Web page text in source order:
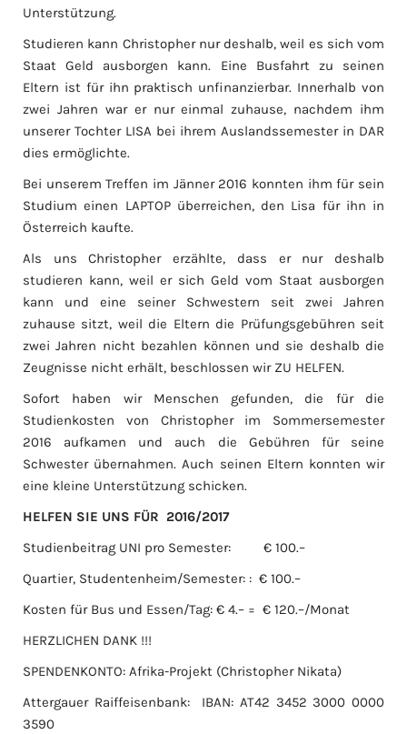
Unterstützung.
Studieren kann Christopher nur deshalb, weil es sich vom
Staat Geld ausborgen kann. Eine Busfahrt zu seinen
Eltern ist für ihn praktisch unfinanzierbar. Innerhalb von
zwei Jahren war er nur einmal zuhause, nachdem ihm
unserer Tochter LISA bei ihrem Auslandssemester in DAR
dies ermöglichte.
Bei unserem Treffen im Jänner 2016 konnten ihm für sein
Studium einen LAPTOP überreichen, den Lisa für ihn in
Österreich kaufte.
Als uns Christopher erzählte, dass er nur deshalb
studieren kann, weil er sich Geld vom Staat ausborgen
kann und eine seiner Schwestern seit zwei Jahren
zuhause sitzt, weil die Eltern die Prüfungsgebühren seit
zwei Jahren nicht bezahlen können und sie deshalb die
Zeugnisse nicht erhält, beschlossen wir ZU HELFEN.
Sofort haben wir Menschen gefunden, die für die
Studienkosten von Christopher im Sommersemester
2016 aufkamen und auch die Gebühren für seine
Schwester übernahmen. Auch seinen Eltern konnten wir
eine kleine Unterstützung schicken.
HELFEN SIE UNS FÜR 2016/2017
Studienbeitrag UNI pro Semester: € 100.–
Quartier, Studentenheim/Semester: : € 100.–
Kosten für Bus und Essen/Tag: € 4.– = € 120.–/Monat
HERZLICHEN DANK !!!
SPENDENKONTO: Afrika-Projekt (Christopher Nikata)
Attergauer Raiffeisenbank: IBAN: AT42 3452 3000 0000
3590